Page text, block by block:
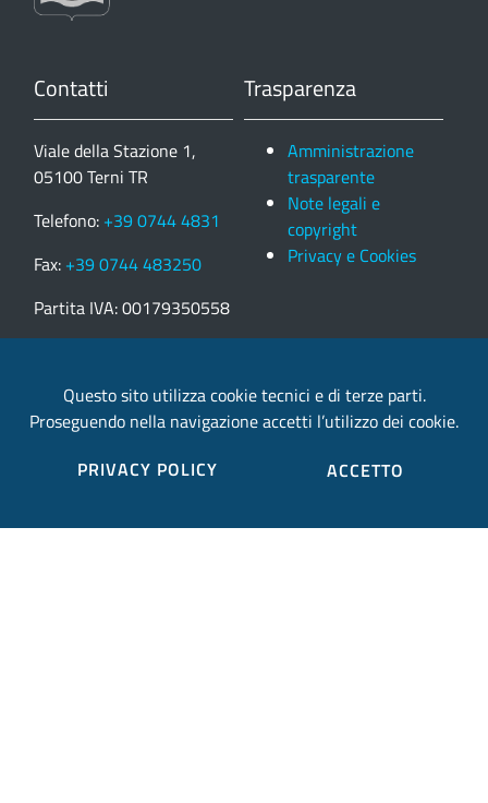
Contatti
Viale della Stazione 1,
05100 Terni TR
Telefono: +39 0744 4831
Fax: +39 0744 483250
Partita IVA: 00179350558
provincia.terni@postacert.umbria.it
Trasparenza
Amministrazione
trasparente
Note legali e
copyright
Privacy e Cookies
Credits
Sito web realizzato in collaborazione conGruppo
Questo sito utilizza cookie tecnici e di terze parti.
Proseguendo nella navigazione accetti l’utilizzo dei cookie.
PRIVACY POLICY
ACCETTO